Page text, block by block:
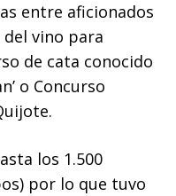
entre aficionados
vino para
de cata conocido
o Concurso
los 1.500
por lo que tuvo